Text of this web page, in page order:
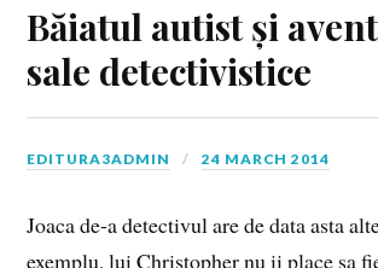
Băiatul autist și
sale detectivistice
EDITURA3ADMIN 24 MARCH 2014
Joaca de-a detectivul are de data asta
exemplu, lui Christopher nu ii place sa